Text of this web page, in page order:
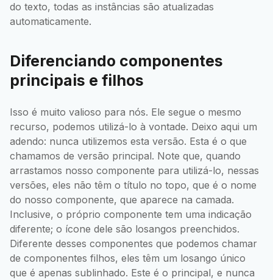
do texto, todas as instâncias são atualizadas
automaticamente.
Diferenciando componentes
principais e filhos
Isso é muito valioso para nós. Ele segue o mesmo
recurso, podemos utilizá-lo à vontade. Deixo aqui um
adendo: nunca utilizemos esta versão. Esta é o que
chamamos de versão principal. Note que, quando
arrastamos nosso componente para utilizá-lo, nessas
versões, eles não têm o título no topo, que é o nome
do nosso componente, que aparece na camada.
Inclusive, o próprio componente tem uma indicação
diferente; o ícone dele são losangos preenchidos.
Diferente desses componentes que podemos chamar
de componentes filhos, eles têm um losango único
que é apenas sublinhado. Este é o principal, e nunca